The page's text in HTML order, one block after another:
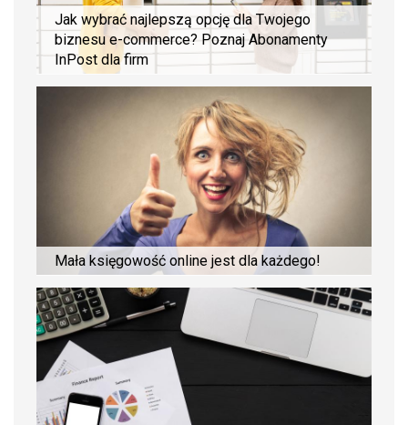
Jak wybrać najlepszą opcję dla Twojego
biznesu e-commerce? Poznaj Abonamenty
InPost dla firm
Mała księgowość online jest dla każdego!